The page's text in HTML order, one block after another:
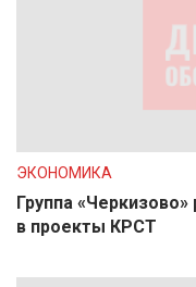
ЭКОНОМИКА
Группа
в проекты КРСТ